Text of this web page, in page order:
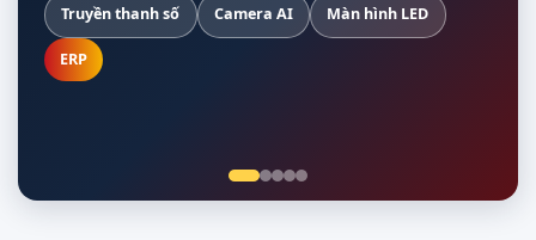
Truyền thanh số Camera AI Màn hình LED
ERP
Xây dựng dân dụng Giao thông Nội thất
Điện mặt trời
Chuẩn Thông tư 24/2025
Nền Odoo Hạ tầng máy chủ Sao lưu tự động
Tuỳ chỉnh theo nghiệp vụ
Khảo sát trên bản đồ số Dự toán theo định mức
Bàn giao đủ tài liệu